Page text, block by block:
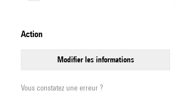
action
modifier les informations
Vous constatez une erreur ?